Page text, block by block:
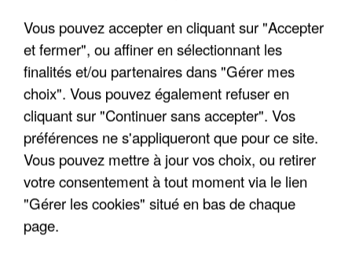
L’UN DES FONDATEURS SUPPOSÉS DE LA DZ
MAFIA INTERPELLÉ EN ALGÉRIE
Vous pouvez accepter en cliquant sur "Accepter
et fermer", ou affiner en sélectionnant les
finalités et/ou partenaires dans "Gérer mes
choix". Vous pouvez également refuser en
cliquant sur "Continuer sans accepter". Vos
préférences ne s'appliqueront que pour ce site.
Vous pouvez mettre à jour vos choix, ou retirer
votre consentement à tout moment via le lien
"Gérer les cookies" situé en bas de chaque
page.